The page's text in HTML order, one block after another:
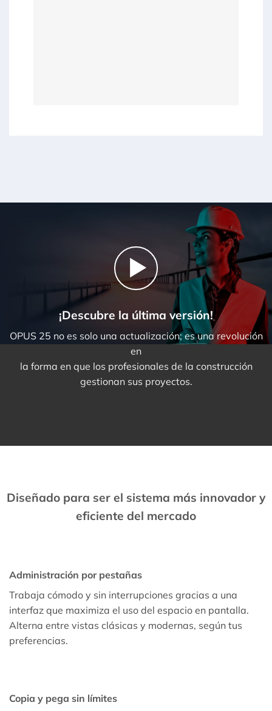
¡Descubre la última versión!
OPUS 25 no es solo una actualización; es una revolución
en
la forma en que los profesionales de la construcción
gestionan sus proyectos.
Diseñado para ser el sistema más innovador y
eficiente del mercado
Administración por pestañas
Trabaja cómodo y sin interrupciones gracias a una
interfaz que maximiza el uso del espacio en pantalla.
Alterna entre vistas clásicas y modernas, según tus
preferencias.
Copia y pega sin límites